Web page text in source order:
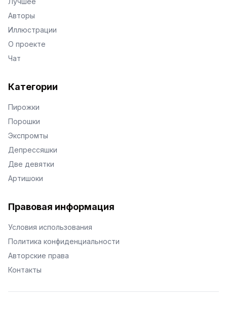
Авторы
Иллюстрации
О проекте
Чат
Категории
Пирожки
Порошки
Экспромты
Депрессяшки
Две девятки
Артишоки
Правовая информация
Условия использования
Политика конфиденциальности
Авторские права
Контакты